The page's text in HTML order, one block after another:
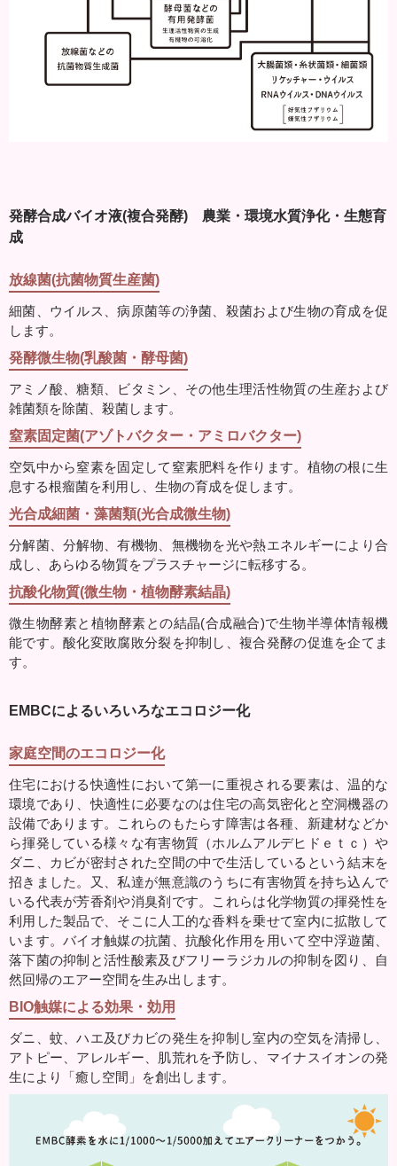
発酵合成バイオ液(複合発酵) 農業・環境水質浄化・生態育
成
放線菌(抗菌物質生産菌)
細菌、ウイルス、病原菌等の浄菌、殺菌および生物の育成を促
します。
発酵微生物(乳酸菌・酵母菌)
アミノ酸、糖類、ビタミン、その他生理活性物質の生産および
雑菌類を除菌、殺菌します。
窒素固定菌(アゾトバクター・アミロバクター)
空気中から窒素を固定して窒素肥料を作ります。植物の根に生
息する根瘤菌を利用し、生物の育成を促します。
光合成細菌・藻菌類(光合成微生物)
分解菌、分解物、有機物、無機物を光や熱エネルギーにより合
成し、あらゆる物質をプラスチャージに転移する。
抗酸化物質(微生物・植物酵素結晶)
微生物酵素と植物酵素との結晶(合成融合)で生物半導体情報機
能です。酸化変敗腐敗分裂を抑制し、複合発酵の促進を企てま
す。
EMBCによるいろいろなエコロジー化
家庭空間のエコロジー化
住宅における快適性において第一に重視される要素は、温的な
環境であり、快適性に必要なのは住宅の高気密化と空洞機器の
設備であります。これらのもたらす障害は各種、新建材などか
ら揮発している様々な有害物質（ホルムアルデヒドｅｔｃ）や
ダニ、カビが密封された空間の中で生活しているという結末を
招きました。又、私達が無意識のうちに有害物質を持ち込んで
いる代表が芳香剤や消臭剤です。これらは化学物質の揮発性を
利用した製品で、そこに人工的な香料を乗せて室内に拡散して
います。バイオ触媒の抗菌、抗酸化作用を用いて空中浮遊菌、
落下菌の抑制と活性酸素及びフリーラジカルの抑制を図り、自
然回帰のエアー空間を生み出します。
BIO触媒による効果・効用
ダニ、蚊、ハエ及びカビの発生を抑制し室内の空気を清掃し、
アトピー、アレルギー、肌荒れを予防し、マイナスイオンの発
生により「癒し空間」を創出します。